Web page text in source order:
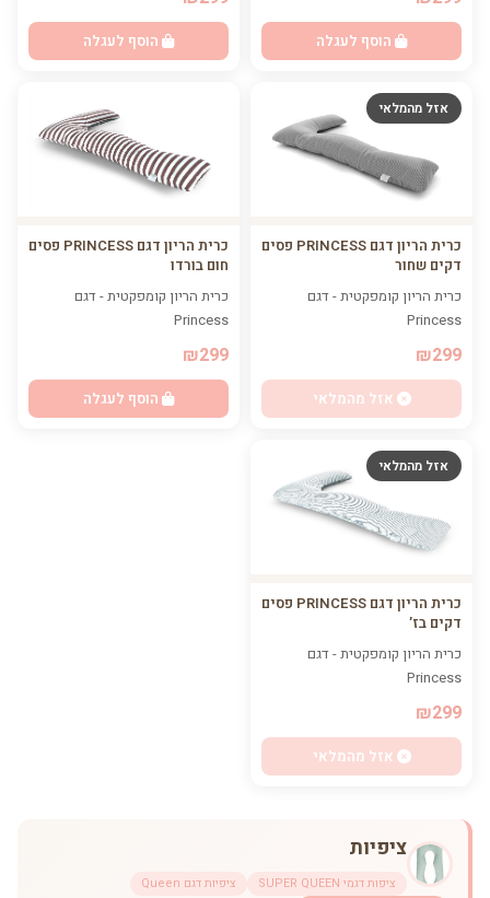
הוסף לעגלה הוסף לעגלה
אזל מהמלאי
כרית הריון דגם PRINCESS פסים
דקים שחור
כרית הריון קומפקטית - דגם
Princess
₪299
אזל מהמלאי
כרית הריון דגם PRINCESS פסים
חום בורדו
כרית הריון קומפקטית - דגם
Princess
₪299
הוסף לעגלה
אזל מהמלאי
כרית הריון דגם PRINCESS פסים
דקים בז’
כרית הריון קומפקטית - דגם
Princess
₪299
אזל מהמלאי
ציפיות
ציפות דגמי SUPER QUEEN ציפיות דגם Queen